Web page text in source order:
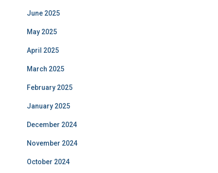
June 2025
May 2025
April 2025
March 2025
February 2025
January 2025
December 2024
November 2024
October 2024